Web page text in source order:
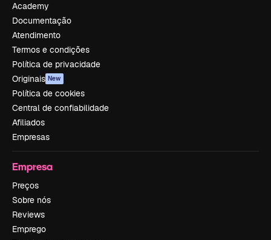
Academy
Documentação
Atendimento
Termos e condições
Política de privacidade
Originais New
Política de cookies
Central de confiabilidade
Afiliados
Empresas
Empresa
Preços
Sobre nós
Reviews
Emprego